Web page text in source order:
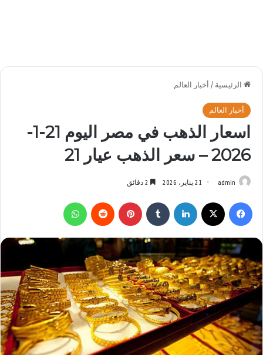
الرئيسية / أخبار العالم
أخبار العالم
اسعار الذهب في مصر اليوم 21-1-
2026 – سعر الذهب عيار 21
admin 21 يناير، 2026
فيسبوك لينكدإن بينتيريست